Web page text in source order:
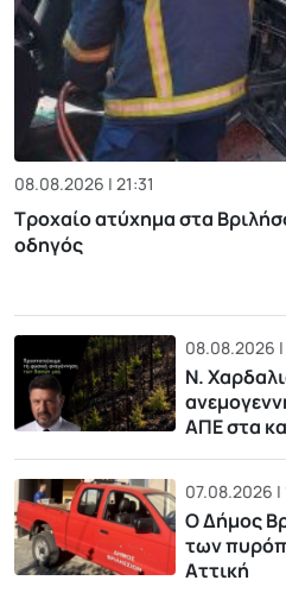
08.08.2026 | 21:31
Τροχαίο ατύχημα στα
οδηγός
08.08.2026 |
Ν.
ΑΠΕ στα
07.08.2026 |
Ο Δήμος
των
Αττική